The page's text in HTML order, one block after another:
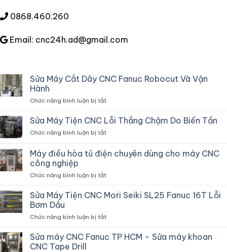
0868.460.260
Email: cnc24h.ad@gmail.com
Sửa Máy Cắt Dây CNC Fanuc Robocut Và Vận
Hành
Chức năng bình luận bị tắtở
Máy
Cắt
Dây
Fanuc
Robocut
Vận
Sửa Máy Tiện CNC Lỗi Thắng Chậm Do Biến Tần
Chức năng bình luận bị tắtở
Tiện
Lỗi
Chậm
Tần
Máy điều hòa tủ điện chuyên dùng cho máy CNC
công nghiệp
Chức năng bình luận bị tắtở
điều
hòa
điện
dùng
Sửa Máy Tiện CNC Mori Seiki SL25 Fanuc 16T Lỗi
Bơm Dầu
Chức năng bình luận bị tắtở
Máy
Tiện
Sửa máy CNC Fanuc TP HCM – Sửa máy khoan
CNC Tape Drill